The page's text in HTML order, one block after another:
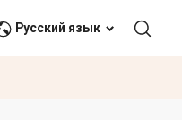
Связаться с нами
Русский язык